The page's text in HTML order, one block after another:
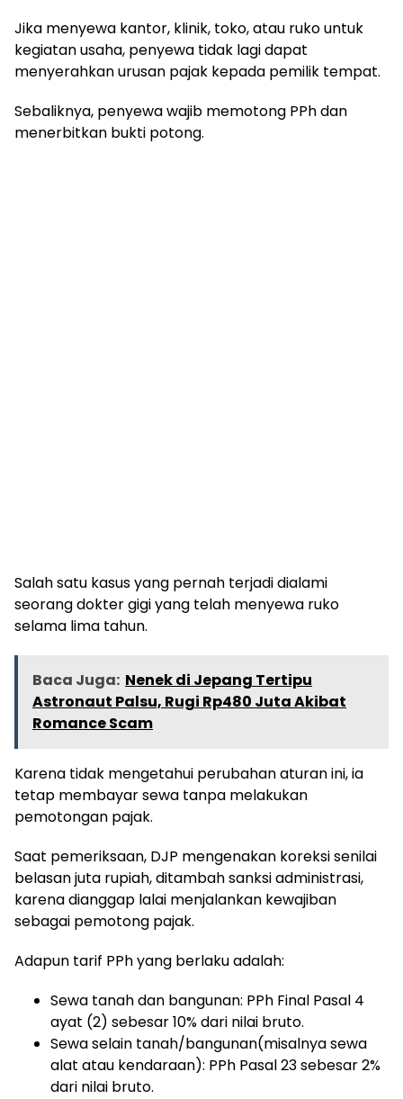
Jika menyewa kantor, klinik, toko, atau ruko untuk
kegiatan usaha, penyewa tidak lagi dapat
menyerahkan urusan pajak kepada pemilik tempat.
Sebaliknya, penyewa wajib memotong PPh dan
menerbitkan bukti potong.
Salah satu kasus yang pernah terjadi dialami
seorang dokter gigi yang telah menyewa ruko
selama lima tahun.
Baca Juga: Nenek di Jepang Tertipu
Astronaut Palsu, Rugi Rp480 Juta Akibat
Romance Scam
Karena tidak mengetahui perubahan aturan ini, ia
tetap membayar sewa tanpa melakukan
pemotongan pajak.
Saat pemeriksaan, DJP mengenakan koreksi senilai
belasan juta rupiah, ditambah sanksi administrasi,
karena dianggap lalai menjalankan kewajiban
sebagai pemotong pajak.
Adapun tarif PPh yang berlaku adalah:
Sewa tanah dan bangunan: PPh Final Pasal 4
ayat (2) sebesar 10% dari nilai bruto.
Sewa selain tanah/bangunan(misalnya sewa
alat atau kendaraan): PPh Pasal 23 sebesar 2%
dari nilai bruto.